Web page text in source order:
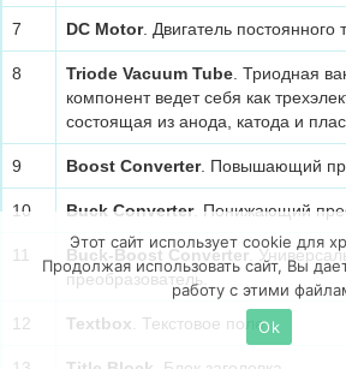
7 DC Motor. Двигатель постоянного
8 Triode Vacuum Tube . Триодная
компонент ведет себя как
состоящая из анода, катода и
9 Boost Converter. Повышающий
10 Buck Converter. Понижающий
11 Buck-Boost Converter.
преобразователь.
12 Textbox . Текстовое поле
Этот сайт использует cookie для
Продолжая использовать сайт, Вы
работу с этими
Ok